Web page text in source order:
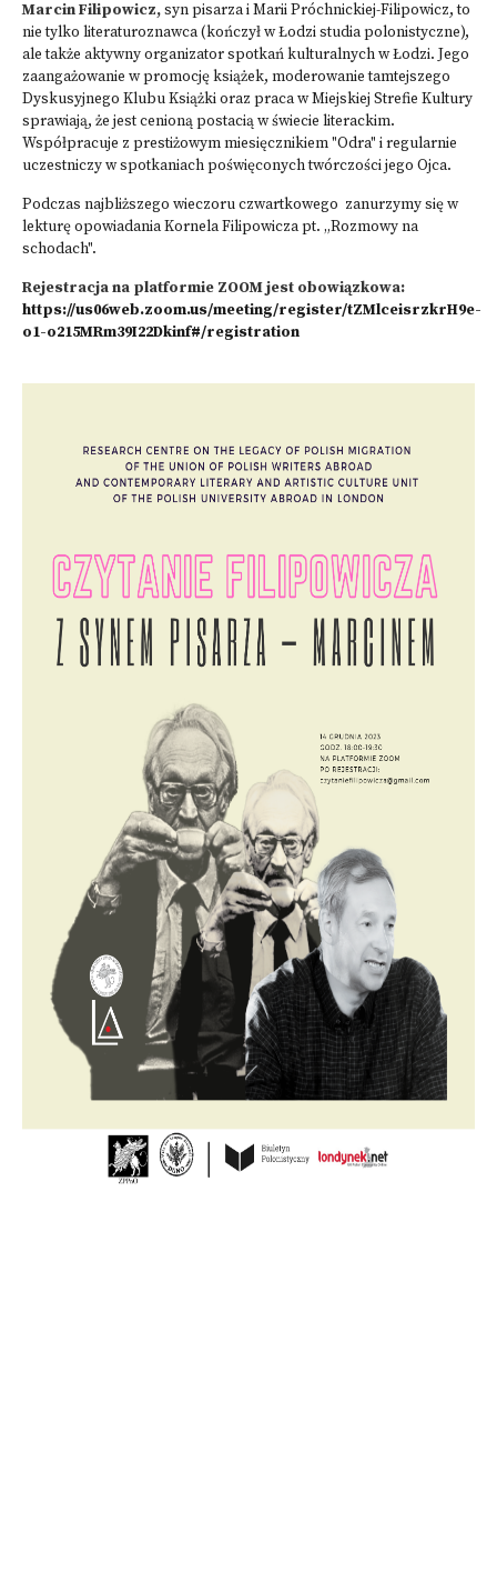
Marcin Filipowicz,syn pisarza i Marii Próchnickiej-Filipowicz, to
nie tylko literaturoznawca (kończył w Łodzi studia polonistyczne),
ale także aktywny organizator spotkań kulturalnych w Łodzi. Jego
zaangażowanie w promocję książek, moderowanie tamtejszego
Dyskusyjnego Klubu Książki oraz praca w Miejskiej Strefie Kultury
sprawiają, że jest cenioną postacią w świecie literackim.
Współpracuje z prestiżowym miesięcznikiem "Odra" i regularnie
uczestniczy w spotkaniach poświęconych twórczości jego Ojca.
Podczas najbliższego wieczoru czwartkowego zanurzymy się w
lekturę opowiadania Kornela Filipowicza pt. „Rozmowy na
schodach".
Rejestracja na platformie ZOOM jest obowiązkowa:
https://us06web.zoom.us/meeting/register/tZMlceisrzkrH9e-
o1-o215MRm39I22Dkinf#/registration